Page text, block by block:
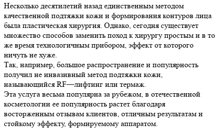
Несколько десятилетий назад единственным методом
качественной подтяжки кожи и формирования контуров лица
была пластическая хирургия. Однако, сегодня существует
множество способов заменить поход к хирургу простым и в то
же время технологичным прибором, эффект от которого
ничуть не хуже.
Так, например, большое распространение и популярность
получил не инвазивный метод подтяжки кожи,
называющийся RF—лифтинг или термаж.
Эта услуга весьма популярна за рубежом, в отечественной
косметологии ее популярность растет благодаря
восторженным отзывам клиентов, отличным результатам и
стойкому эффекту, формируемому аппаратом.